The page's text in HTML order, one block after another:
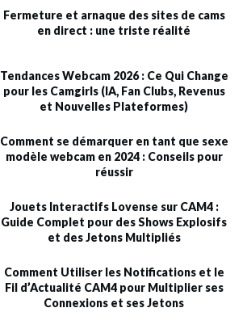
Fermeture et arnaque des sites de cams
en direct : une triste réalité
Tendances Webcam 2026 : Ce Qui Change
pour les Camgirls (IA, Fan Clubs, Revenus
et Nouvelles Plateformes)
Comment se démarquer en tant que sexe
modèle webcam en 2024 : Conseils pour
réussir
Jouets Interactifs Lovense sur CAM4 :
Guide Complet pour des Shows Explosifs
et des Jetons Multipliés
Comment Utiliser les Notifications et le
Fil d’Actualité CAM4 pour Multiplier ses
Connexions et ses Jetons